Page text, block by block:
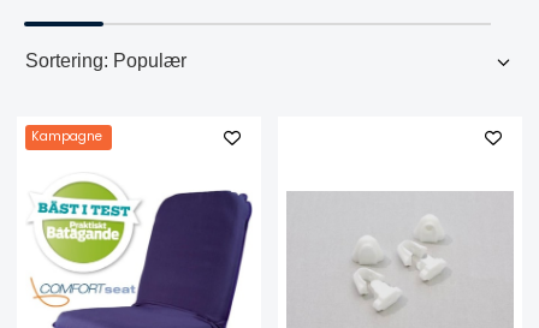
Kampagne